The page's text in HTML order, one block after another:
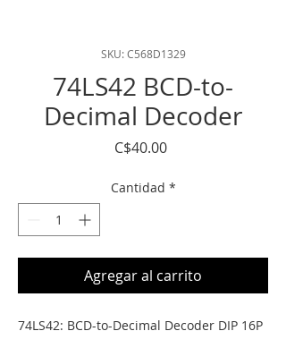
SKU: C568D1329
74LS42 BCD-to-
Decimal Decoder
C$40.00Precio
Cantidad *
Agregar al carrito
74LS42: BCD-to-Decimal Decoder DIP 16P